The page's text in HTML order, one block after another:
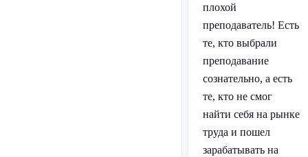
плохой
преподаватель! Есть
те, кто выбрали
преподавание
сознательно, а есть
те, кто не смог
найти себя на рынке
труда и пошел
зарабатывать на